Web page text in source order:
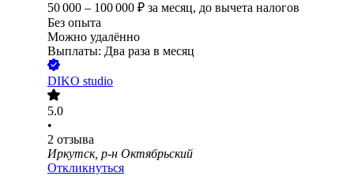
50 000 – 100 000 ₽ за месяц, до вычета налогов
Без опыта
Можно удалённо
Выплаты: Два раза в месяц
DIKO studio
5.0
•
2 отзыва
Иркутск, р-н Октябрьский
Откликнуться